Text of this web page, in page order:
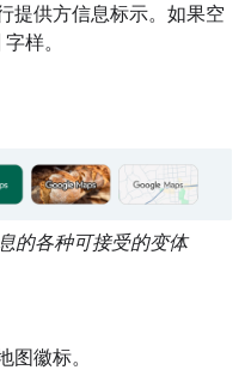
提供方信息标示。如果空
字样。
的各种可接受的变体
图徽标。